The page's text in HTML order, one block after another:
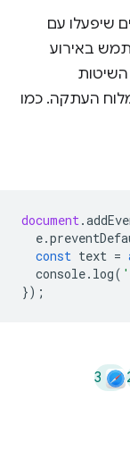
עם
העתקה. כמו
document.
e.
const text
console.
3